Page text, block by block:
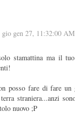
gio gen 27, 11:32:00
stamattina ma il
posso fare di fare un
straniera...anzi
nuovo ;P